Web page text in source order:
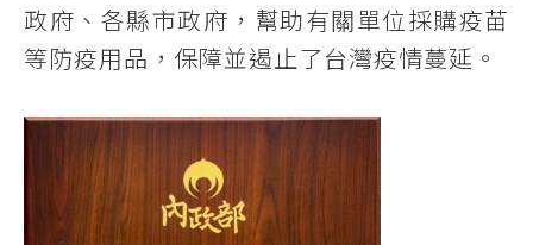
政府、各縣市政府，幫助有關單位採購疫苗
等防疫用品，保障並遏止了台灣疫情蔓延。